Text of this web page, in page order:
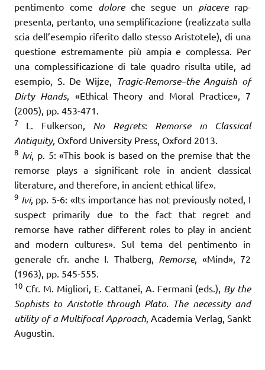
pentimento come dolore che segue un piacere rap­
presenta, pertanto, una semplificazione (realizzata sulla
scia dell’esempio riferito dallo stesso Aristotele), di una
questione estremamente più ampia e complessa. Per
una complessificazione di tale quadro risulta utile, ad
esempio, S. De Wijze, Tragic-Remorse–the Anguish of
Dirty Hands, «Ethical Theory and Moral Practice», 7
(2005), pp. 453-471.
7 L. Fulkerson, No Regrets: Remorse in Classical
Antiquity, Oxford University Press, Oxford 2013.
8 Ivi, p. 5: «This book is based on the premise that the
remorse plays a significant role in ancient classical
literature, and therefore, in ancient ethical life».
9 Ivi, pp. 5-6: «Its importance has not previously noted, I
suspect primarily due to the fact that regret and
remorse have rather different roles to play in ancient
and modern cultures». Sul tema del pentimento in
generale cfr. anche I. Thalberg, Remorse, «Mind», 72
(1963), pp. 545-555.
10 Cfr. M. Migliori, E. Cattanei, A. Fermani (eds.), By the
Sophists to Aristotle through Plato. The necessity and
utility of a Multifocal Approach, Academia Verlag, Sankt
Augustin.